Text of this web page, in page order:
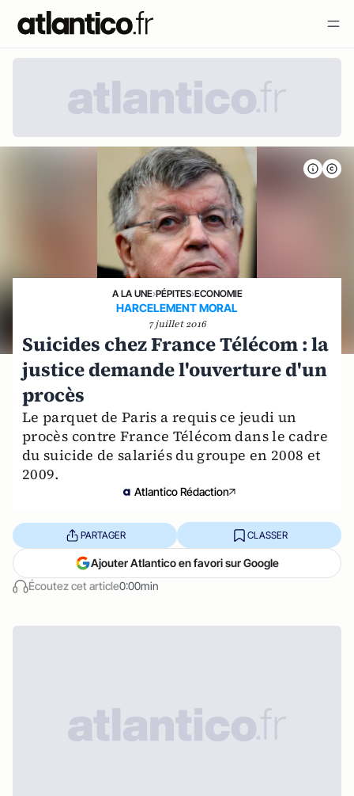
A LA UNE›PÉPITES›ECONOMIE
HARCELEMENT MORAL
7 juillet 2016
Suicides chez France Télécom : la
justice demande l'ouverture d'un
procès
Le parquet de Paris a requis ce jeudi un
procès contre France Télécom dans le cadre
du suicide de salariés du groupe en 2008 et
2009.
Atlantico Rédaction
Écoutez cet article0:00min
PARTAGER CLASSER
Ajouter Atlantico en favori sur Google